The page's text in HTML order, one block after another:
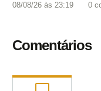
08/08/26 às 23:19 0
Comentários